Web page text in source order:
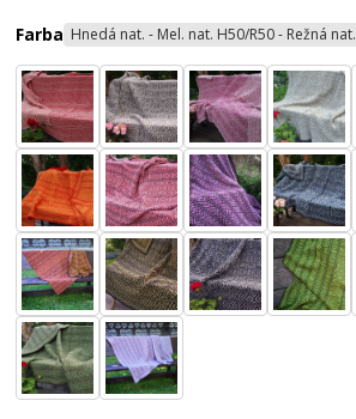
Farba Hnedá nat. - Mel. nat. H50/R50 - Režná nat.